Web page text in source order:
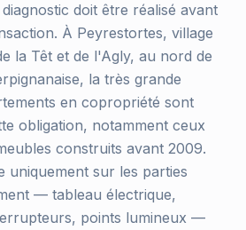
doit être réalisé avant
À Peyrestortes, village
la Têt et de l'Agly, au nord de
la très grande
en copropriété sont
obligation, notamment ceux
construits avant 2009.
uniquement sur les parties
— tableau électrique,
points lumineux —